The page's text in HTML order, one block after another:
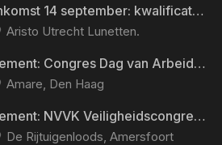
Kennisbijeenkomst 14 september: kwalificatieveroudering
Aristo Utrecht Lunetten.
Extern evenement: Congres Dag van Arbeid en Gezondheid
Amare, Den Haag
Extern evenement: NVVK Veiligheidscongres 2026
De Rijtuigenloods, Amersfoort